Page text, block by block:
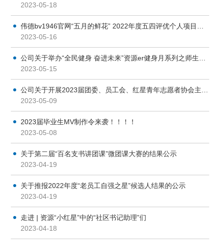
2023-05-18
伟德bv1946官网“五月的鲜花” 2022年度五四评优个人项目结果公示
2023-05-16
公司关于举办“全民健身 奋进未来”资源er健身月系列之师生篮球赛的通知
2023-05-15
公司关于开展2023届团委、员工会、红星青年志愿者协会主席团换届遴选的通知
2023-05-09
2023届毕业生MV制作令来袭！！！！
2023-05-08
关于第二届“百名支书讲团课”微团课大赛的结果公示
2023-04-19
关于推报2022年度“老员工自强之星”候选人结果的公示
2023-04-19
走进 | 资源“小红星”中的“社区书记助理”们
2023-04-18